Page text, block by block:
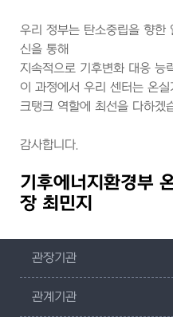
우리 정부는 탄소중립을 향한
신을 통해
지속적으로 기후변화 대응 능
이 과정에서 우리 센터는 온
크탱크 역할에 최선을 다하겠
감사합니다.
기후에너지환경부
장 최민지
관장기관
관계기관